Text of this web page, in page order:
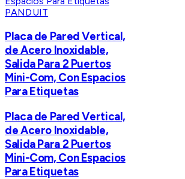
PANDUIT
Placa de Pared Vertical,
de Acero Inoxidable,
Salida Para 2 Puertos
Mini-Com, Con Espacios
Para Etiquetas
Placa de Pared Vertical,
de Acero Inoxidable,
Salida Para 2 Puertos
Mini-Com, Con Espacios
Para Etiquetas